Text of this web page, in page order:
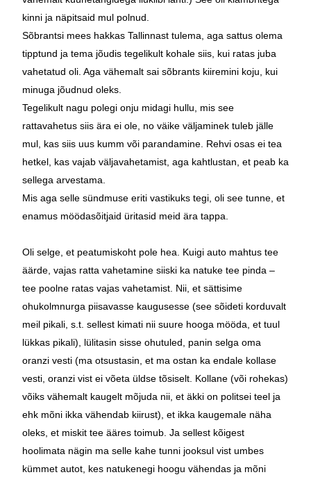
kinni ja näpitsaid mul polnud.
Sõbrantsi mees hakkas Tallinnast tulema, aga sattus olema
tipptund ja tema jõudis tegelikult kohale siis, kui ratas juba
vahetatud oli. Aga vähemalt sai sõbrants kiiremini koju, kui
minuga jõudnud oleks.
Tegelikult nagu polegi onju midagi hullu, mis see
rattavahetus siis ära ei ole, no väike väljaminek tuleb jälle
mul, kas siis uus kumm või parandamine. Rehvi osas ei tea
hetkel, kas vajab väljavahetamist, aga kahtlustan, et peab ka
sellega arvestama.
Mis aga selle sündmuse eriti vastikuks tegi, oli see tunne, et
enamus möödasõitjaid üritasid meid ära tappa.
Oli selge, et peatumiskoht pole hea. Kuigi auto mahtus tee
äärde, vajas ratta vahetamine siiski ka natuke tee pinda –
tee poolne ratas vajas vahetamist. Nii, et sättisime
ohukolmnurga piisavasse kaugusesse (see sõideti korduvalt
meil pikali, s.t. sellest kimati nii suure hooga mööda, et tuul
lükkas pikali), lülitasin sisse ohutuled, panin selga oma
oranzi vesti (ma otsustasin, et ma ostan ka endale kollase
vesti, oranzi vist ei võeta üldse tõsiselt. Kollane (või rohekas)
võiks vähemalt kaugelt mõjuda nii, et äkki on politsei teel ja
ehk mõni ikka vähendab kiirust) , et ikka kaugemale näha
oleks, et miskit tee ääres toimub. Ja sellest kõigest
hoolimata nägin ma selle kahe tunni jooksul vist umbes
kümmet autot, kes natukenegi hoogu vähendas ja mõni